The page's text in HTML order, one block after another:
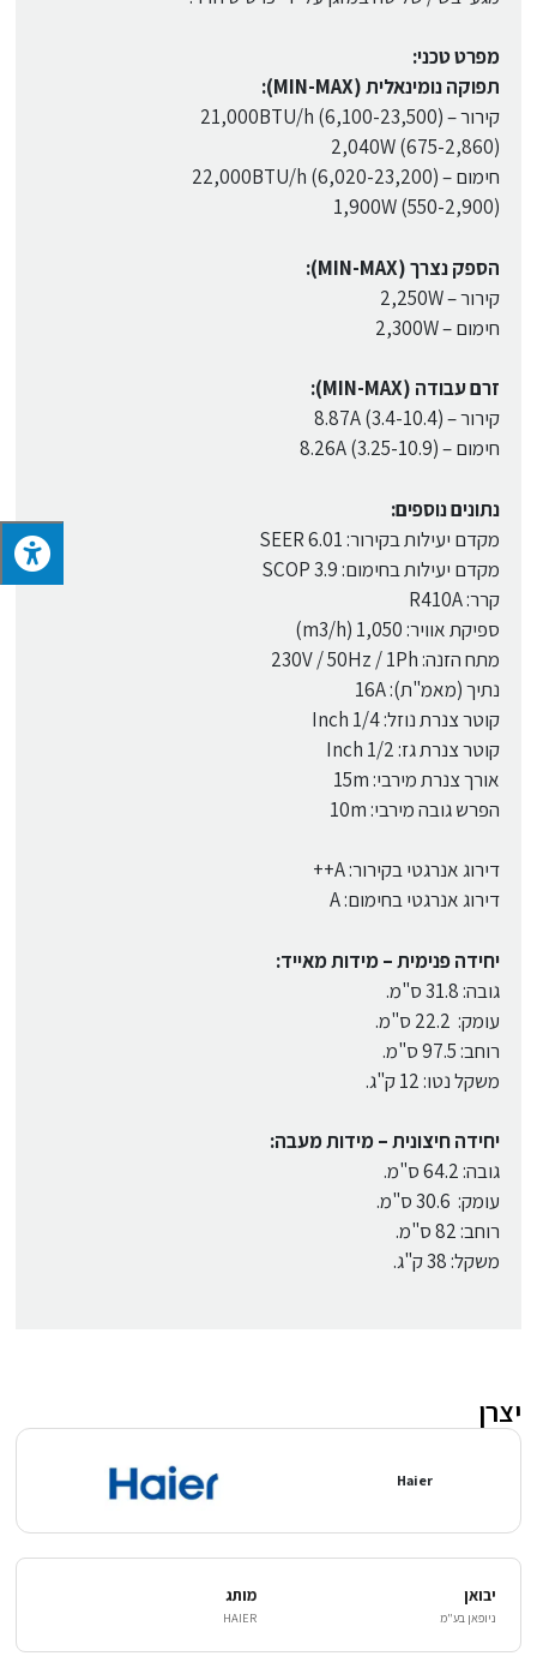
מפרט טכני:
תפוקה נומינאלית (MIN-MAX):
קירור – (6,100-23,500) 21,000BTU/h
(675-2,860) 2,040W
חימום – (6,020-23,200) 22,000BTU/h
(550-2,900) 1,900W
הספק נצרך (MIN-MAX):
קירור – 2,250W
חימום – 2,300W
זרם עבודה (MIN-MAX):
קירור – (3.4-10.4) 8.87A
חימום – (3.25-10.9) 8.26A
נתונים נוספים:
מקדם יעילות בקירור: 6.01 SEER
מקדם יעילות בחימום: 3.9 SCOP
קרר: R410A
ספיקת אוויר: 1,050 (m3/h)
מתח הזנה: 230V / 50Hz / 1Ph
נתיך (מאמ"ת): 16A
קוטר צנרת נוזל: 1/4 Inch
קוטר צנרת גז: 1/2 Inch
אורך צנרת מירבי: 15m
הפרש גובה מירבי: 10m
דירוג אנרגטי בקירור: A++
דירוג אנרגטי בחימום: A
יחידה פנימית – מידות מאייד:
גובה: 31.8 ס"מ.
עומק: 22.2 ס"מ.
רוחב: 97.5 ס"מ.
משקל נטו: 12 ק"ג.
יחידה חיצונית – מידות מעבה:
גובה: 64.2 ס"מ.
עומק: 30.6 ס"מ.
רוחב: 82 ס"מ.
משקל: 38 ק"ג.
יצרן
Haier
יבואן
ניופאן בע"מ
מותג
HAIER